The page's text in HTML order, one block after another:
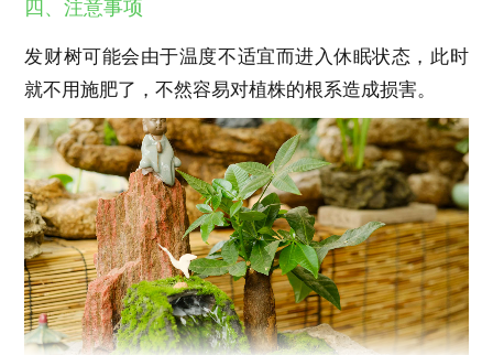
四、注意事项
发财树可能会由于温度不适宜而进入休眠状态，此时
就不用施肥了，不然容易对植株的根系造成损害。